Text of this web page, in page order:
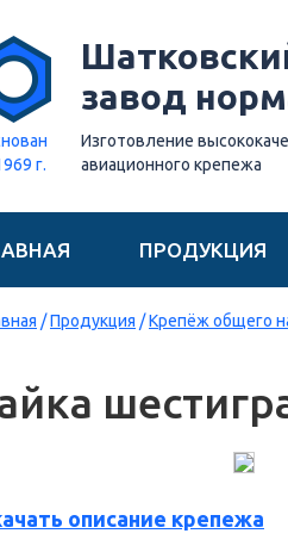
г.
завод
Изготовление
авиационного крепежа
ПРОДУКЦИЯ
/Продукция /Крепёж общего
описание крепежа